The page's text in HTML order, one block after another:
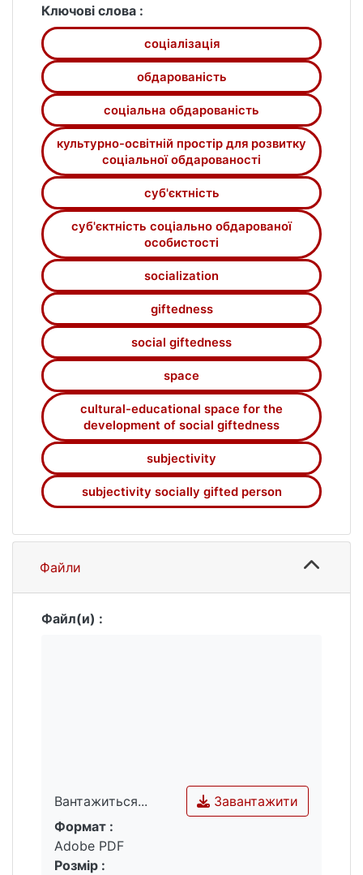
та розгортання потенціалів. Визначено
основні ознаки вияву суб'єктності
соціально обдарованої особистості як
мети й результату створення простору і
важливого показника її соціалізованості.
За результатами аналізу пілотного
дослідження окреслено проблеми в
підготовці майбутніх фахівців психолого-
педагогічного профілю до створення
культурно-освітнього простору.
Ключові слова :
соціалізація
обдарованість
соціальна обдарованість
культурно-освітній простір для розвитку
соціальної обдарованості
суб'єктність
суб'єктність соціально обдарованої
особистості
socialization
giftedness
social giftedness
space
cultural-educational space for the
development of social giftedness
subjectivity
subjectivity socially gifted person
Файли
Файл(и) :
Вантажиться...
Вантажиться...
Завантажити
Формат :
Adobe PDF
Розмір :